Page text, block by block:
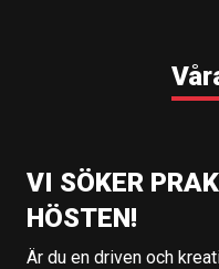
VI SÖKER
HÖSTEN!
Är du en driven och